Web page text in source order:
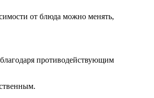
от блюда можно менять,
противодействующим